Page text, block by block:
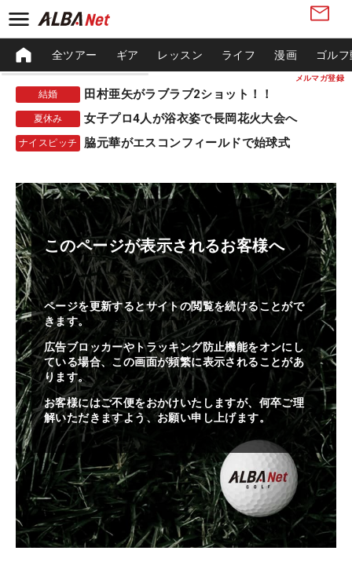
メルマガ登録
全ツアー ギア レッスン ライフ 漫画 ゴル
結婚 田村亜矢がラブラブ2ショット！！
夏休み 女子プロ4人が浴衣姿で長岡花火大会へ
ナイスピッチ 脇元華がエスコンフィールドで始球式
このページが表示されるお客様へ
ページを更新するとサイトの閲覧を続けることがで
きます。
広告ブロッカーやトラッキング防止機能をオンにし
ている場合、この画面が頻繁に表示されることがあ
ります。
お客様にはご不便をおかけいたしますが、何卒ご理
解いただきますよう、お願い申し上げます。